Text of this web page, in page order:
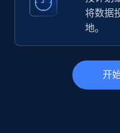
Instagram - Profiles
Account, Fbid, ID,
business account, Is
将数据
地。
开